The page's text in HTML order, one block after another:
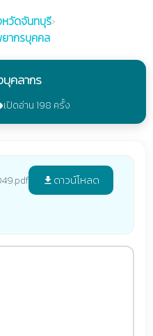
หวัดจันทบุรี›
ากรบุคคล
คลากร
เปิดอ่าน 198 ครั้ง
file_download ดาวน์โหลด